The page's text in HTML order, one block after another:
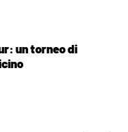
un torneo di